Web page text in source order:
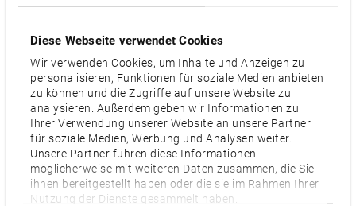
Diese Webseite verwendet Cookies
Wir verwenden Cookies, um Inhalte und Anzeigen zu
personalisieren, Funktionen für soziale Medien anbieten
zu können und die Zugriffe auf unsere Website zu
analysieren. Außerdem geben wir Informationen zu
Ihrer Verwendung unserer Website an unsere Partner
für soziale Medien, Werbung und Analysen weiter.
Unsere Partner führen diese Informationen
möglicherweise mit weiteren Daten zusammen, die Sie
ihnen bereitgestellt haben oder die sie im Rahmen Ihrer
Nutzung der Dienste gesammelt haben.
Der Tisch mit Abmessungen von 400x400 mm und der
X-/Y-/Z-Achsverfahrweg von 560/560/625 mm erlauben die
Fertigung von Werkstücken mit einem Durchmesser von
maximal 600 und einer Höhe von maximal 900 mm –
dennoch wird nur wenig Stellfläche benötigt. Im
Zusammenspiel mit der leistungsstarken B-Achse ist die
Vier-Seiten-Bearbeitung in nur einer Aufspannung möglich.
Dank Maximalgeschwindigkeit von 60 m/min, der